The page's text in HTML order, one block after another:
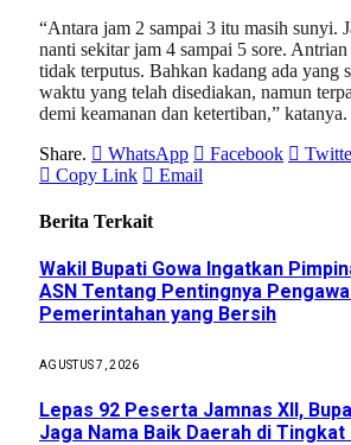
“Antara jam 2 sampai 3 itu masih sunyi.
nanti sekitar jam 4 sampai 5 sore.
tidak terputus. Bahkan kadang ada yang
waktu yang telah disediakan, namun
demi keamanan dan ketertiban,”
Share.
WhatsApp Facebook
Copy Link
Email
Berita Terkait
Wakil Bupati Gowa Ingatkan
ASN Tentang Pentingnya
Pemerintahan yang Bersih
AGUSTUS 7, 2026
Lepas 92 Peserta Jamnas XII,
Jaga Nama Baik Daerah di Tingkat